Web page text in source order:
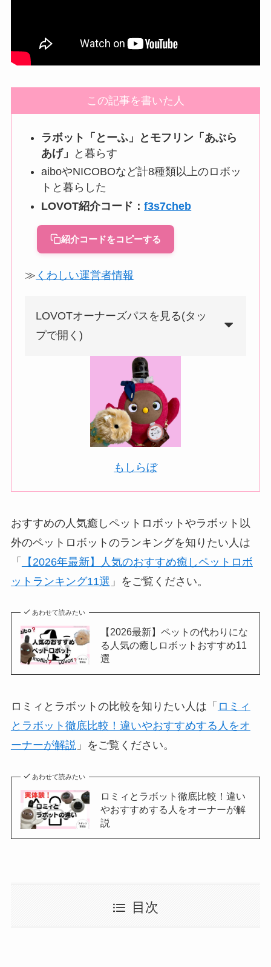
この記事を書いた人
ラボット「とーふ」とモフリン「あぶら
あげ」
と暮らす
aiboやNICOBOなど計8種類以上のロボッ
トと暮らした
LOVOT紹介コード：f3s7cheb
紹介コードをコピーする
≫ くわしい運営者情報
LOVOTオーナーズパスを見る(タッ
プで開く)
もしらぼ
おすすめの人気癒しペットロボットやラボット以
外のペットロボットのランキングを知りたい人は
「
【2026年最新】人気のおすすめ癒しペットロボ
ットランキング11選 」をご覧ください。
あわせて読みたい
【2026最新】ペットの代わりにな
る人気の癒しロボットおすすめ11
選
ロミィとラボットの比較を知りたい人は「 ロミィ
とラボット徹底比較！違いやおすすめする人をオ
ーナーが解説」をご覧ください。
あわせて読みたい
ロミィとラボット徹底比較！違い
やおすすめする人をオーナーが解
説
目次